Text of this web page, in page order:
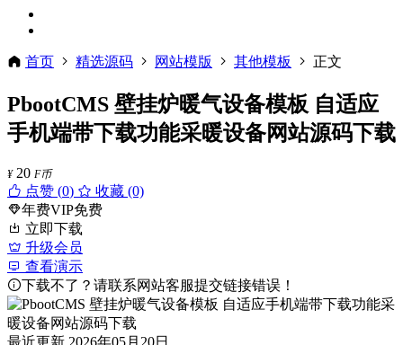
首页 精选源码 网站模版 其他模板 正文
PbootCMS 壁挂炉暖气设备模板 自适应
手机端带下载功能采暖设备网站源码下载
¥ 20 F币
点赞 (0)
收藏 (0)
年费VIP免费
立即下载
升级会员
查看演示
下载不了？请联系网站客服提交链接错误！